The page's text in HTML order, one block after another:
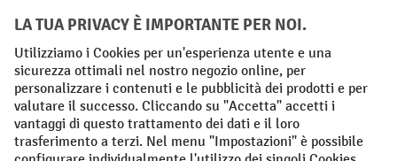
Condizioni Generali di Vendita
Dichiarazione di protezione dei dati Impronta
Impostazioni sulla privacy
All prices excl. VAT plusshipping costsand possible delivery charges,
if not stated otherwise.